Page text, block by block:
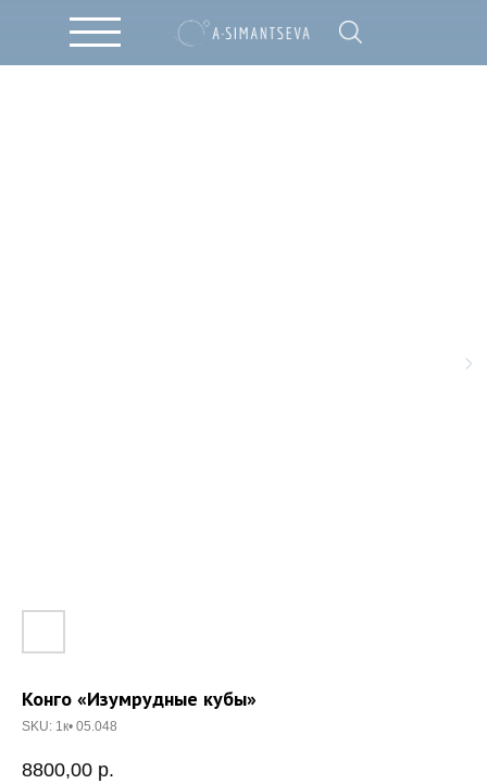
Конго «Изумрудные кубы»
SKU: 1к• 05.048
8800,00 р.